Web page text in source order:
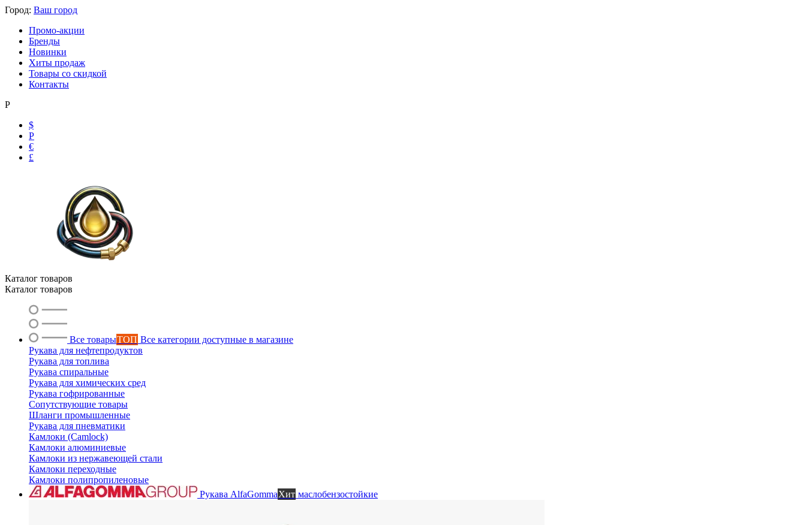
Город: Ваш город
Промо-акции
Бренды
Новинки
Хиты продаж
Товары со скидкой
Контакты
Р
$
Р
€
£
Каталог товаров
Каталог товаров
Все товарыТОП Все категории доступные в магазине
Рукава для нефтепродуктов
Рукава для топлива
Рукава спиральные
Рукава для химических сред
Рукава гофрированные
Сопутствующие товары
Шланги промышленные
Рукава для пневматики
Камлоки (Camlock)
Камлоки алюминиевые
Камлоки из нержавеющей стали
Камлоки переходные
Камлоки полипропиленовые
Рукава AlfaGommaХит маслобензостойкие